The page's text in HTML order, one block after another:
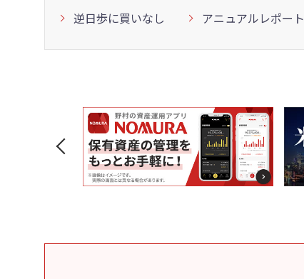
逆日歩に買いなし
アニュアルレポート